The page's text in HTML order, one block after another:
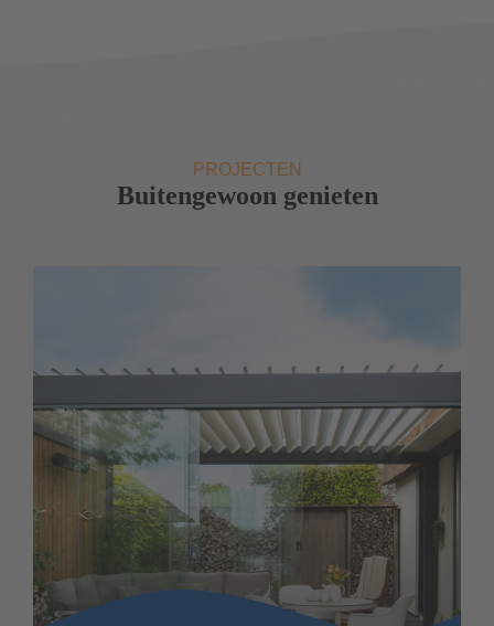
PROJECTEN
Buitengewoon genieten